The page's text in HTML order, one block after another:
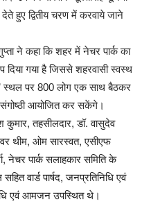
हुए द्वितीय चरण में करवाये जाने
ने कहा कि शहर में नेचर पार्क का
दिया गया है जिससे शहरवासी स्वस्थ
स्थल पर 800 लोग एक साथ बैठकर
संगोष्ठी आयोजित कर सकेंगे।
तहसीलदार, डॉ. वासुदेव
थीम, ओम सारस्वत, एसीएफ
नेचर पार्क सलाहकार समिति के
वार्ड पार्षद, जनप्रतिनिधि एवं
एवं आमजन उपस्थित थे।